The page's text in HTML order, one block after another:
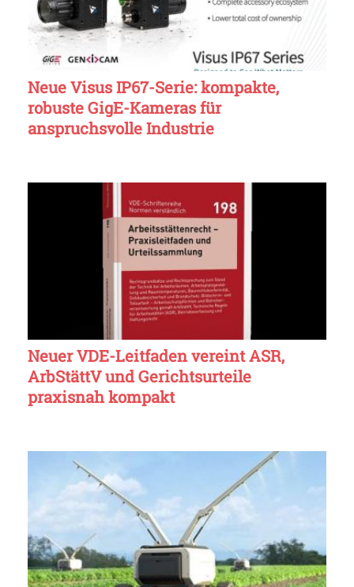
Neue Visus IP67-Serie: kompakte,
robuste GigE-Kameras für
anspruchsvolle Industrie
Neuer VDE-Leitfaden vereint ASR,
ArbStättV und Gerichtsurteile
praxisnah kompakt